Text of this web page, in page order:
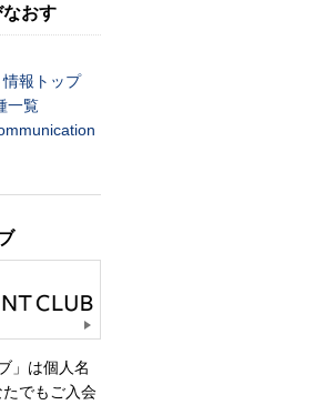
おす
報トップ
一覧
」は個人名
でもご入会